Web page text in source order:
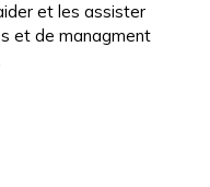
et les assister
et de managment